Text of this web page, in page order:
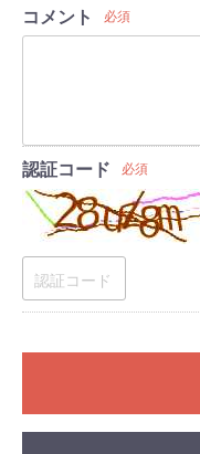
コメント 必須
認証コード 必須